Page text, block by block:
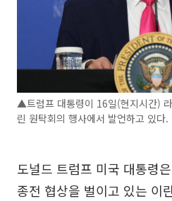
▲트럼프 대통령이 16일(현지시간)
린 원탁회의 행사에서 발언하고 있다
도널드 트럼프 미국 대통령
종전 협상을 벌이고 있는 이